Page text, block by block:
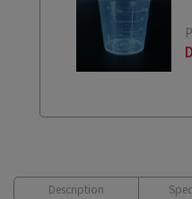
Description